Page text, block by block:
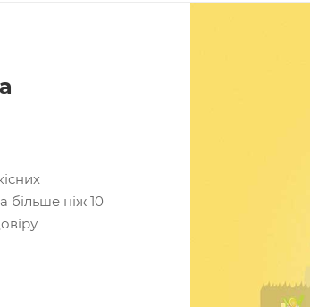
більше ніж 10